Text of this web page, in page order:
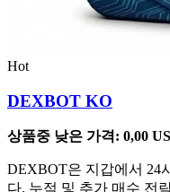
Hot
DEXBOT KO
상품중 낮은 가격: 0,00
DEXBOT은 지갑에서 24
다. 누적 및 추가 매수 전